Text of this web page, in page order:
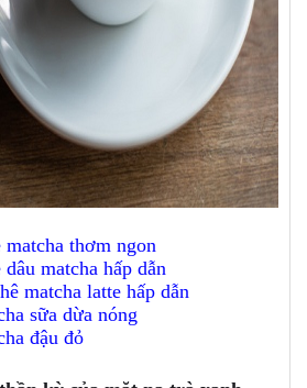
thơm ngon
matcha hấp dẫn
matcha latte hấp dẫn
sữa dừa nóng
đậu đỏ